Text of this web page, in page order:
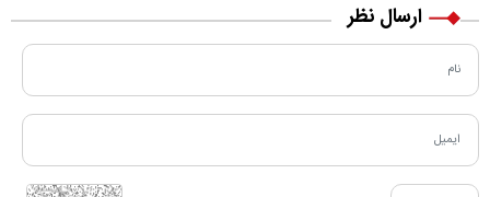
ارسال نظر